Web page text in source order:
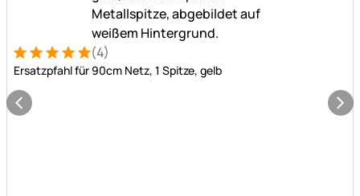
Bewertung: 5 von 5 (4 Bewertungen)
4 Bewertungen
(4)
Ersatzpfahl für 90cm Netz, 1 Spitze, gelb